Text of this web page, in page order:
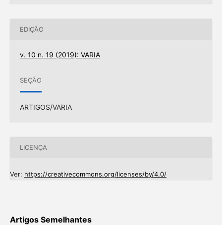
EDIÇÃO
v. 10 n. 19 (2019): VARIA
SEÇÃO
ARTIGOS/VARIA
LICENÇA
Ver: https://creativecommons.org/licenses/by/4.0/
Artigos Semelhantes